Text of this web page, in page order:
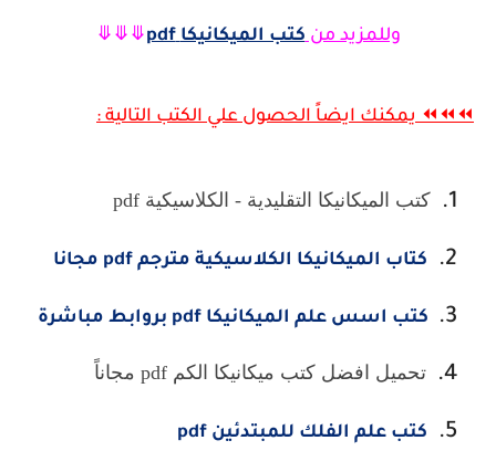
وللمزيد منكتب الميكانيكاpdf
⤋⤋⤋
⏪⏪⏪ يمكنك ايضاً الحصول علي الكتب التالية :
كتب الميكانيكا التقليدية - الكلاسيكية pdf
كتاب الميكانيكا الكلاسيكية مترجم pdf مجانا
كتب اسس علم الميكانيكا pdf بروابط مباشرة
تحميل افضل كتب ميكانيكا الكم pdf مجاناً
كتب علم الفلك للمبتدئين pdf